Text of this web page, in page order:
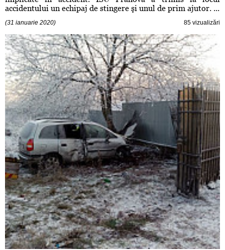
accidentului un echipaj de stingere şi unul de prim ajutor. ...
(31 ianuarie 2020) 85 vizualizări